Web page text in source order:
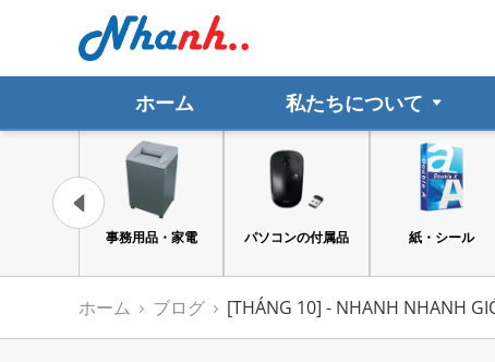
ホーム 私たちについて
パソコンの付属品 紙・シール ファイル
ホーム ブログ [THÁNG 10] - NHANH NHANH